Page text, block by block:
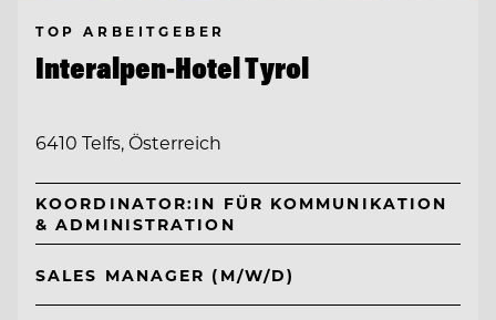
TOP ARBEITGEBER
Interalpen-Hotel Tyrol
6410 Telfs, Österreich
KOORDINATOR:IN FÜR KOMMUNIKATION
& ADMINISTRATION
SALES MANAGER (M/W/D)